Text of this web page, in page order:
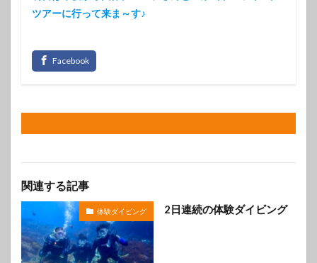
ツアーに行って来ま～す♪
関連する記事
体験ダイビング 2日連続の体験ダイビング